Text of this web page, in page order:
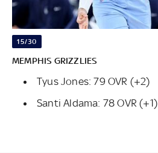
15/30
MEMPHIS GRIZZLIES
Tyus Jones: 79 OVR (+2)
Santi Aldama: 78 OVR (+1)